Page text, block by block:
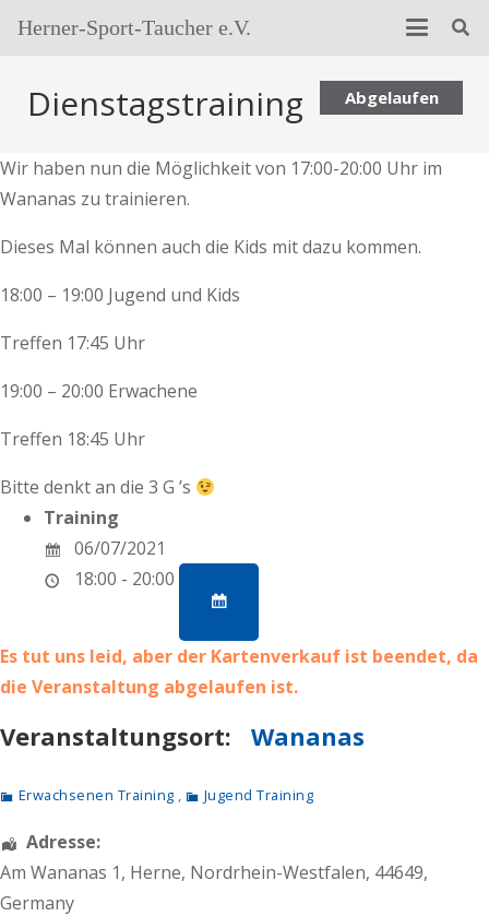
Herner-Sport-Taucher e.V.
Abgelaufen
Dienstagstraining
Wir haben nun die Möglichkeit von 17:00-20:00 Uhr im
Wananas zu trainieren.
Dieses Mal können auch die Kids mit dazu kommen.
18:00 – 19:00 Jugend und Kids
Treffen 17:45 Uhr
19:00 – 20:00 Erwachene
Treffen 18:45 Uhr
Bitte denkt an die 3 G ’s
Training
06/07/2021
18:00 - 20:00
Es tut uns leid, aber der Kartenverkauf ist beendet, da
die Veranstaltung abgelaufen ist.
Veranstaltungsort: Wananas
Erwachsenen Training , Jugend Training
Adresse:
Am Wananas 1, Herne, Nordrhein-Westfalen, 44649,
Germany